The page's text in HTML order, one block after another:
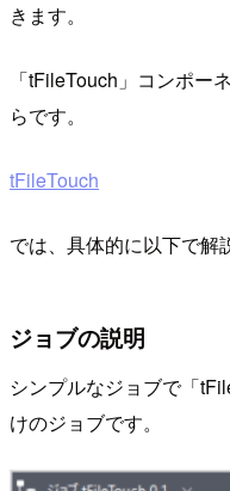
きます。
「tFileTouch」コンポー
らです。
tFileTouch
では、具体的に以下で解
ジョブの説明
シンプルなジョブで「
けのジョブです。